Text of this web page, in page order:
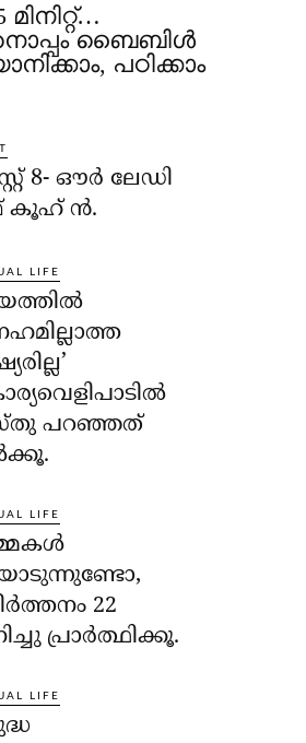
ബൈബിൾ
പഠിക്കാം
8- ഔര്‍ ലേഡി
കൂഹ് ന്‍.
LIFE
പറഞ്ഞത്
LIFE
22
പ്രാര്‍ത്ഥിക്കൂ.
LIFE